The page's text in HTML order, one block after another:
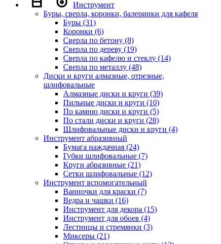
Инструмент
Буры, сверла, коронки, балеринки для кафеля
Буры (31)
Коронки (6)
Сверла по бетону (8)
Сверла по дереву (19)
Сверла по кафелю и стеклу (14)
Сверла по металлу (48)
Диски и круги алмазные, отрезные,
шлифовальные
Алмазные диски и круги (39)
Пильные диски и круги (10)
По камню диски и круги (5)
По стали диски и круги (28)
Шлифовальные диски и круги (4)
Инструмент абразивный
Бумага наждачная (24)
Губки шлифовальные (7)
Круги абразивные (21)
Сетки шлифовальные (12)
Инструмент вспомогательный
Ванночки для краски (7)
Ведра и чашки (16)
Инструмент для декора (15)
Инструмент для обоев (4)
Лестницы и стремянки (3)
Миксеры (21)